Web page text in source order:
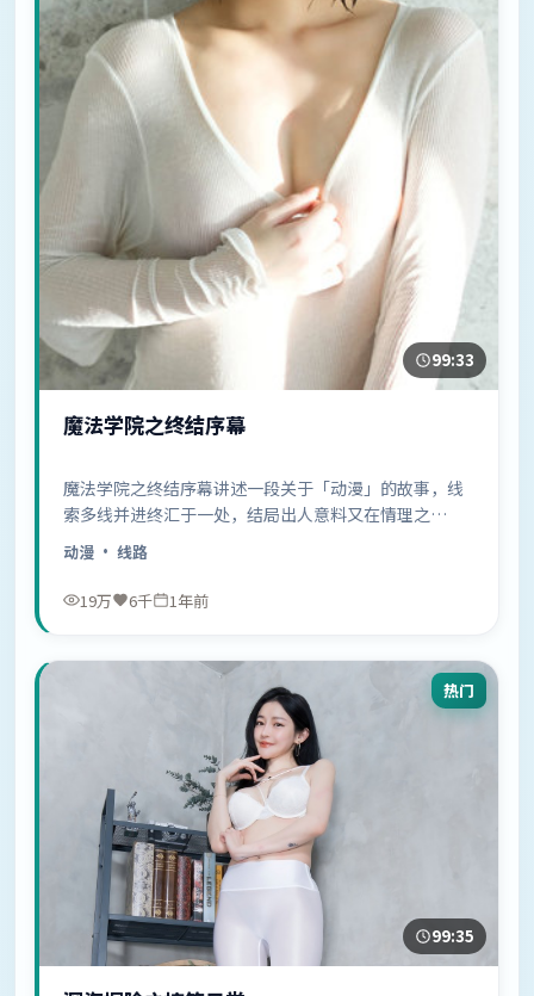
99:33
魔法学院之终结序幕
魔法学院之终结序幕讲述一段关于「动漫」的故事，线
索多线并进终汇于一处，结局出人意料又在情理之
中……
动漫 · 线路
19万 6千 1年前
热门
99:35